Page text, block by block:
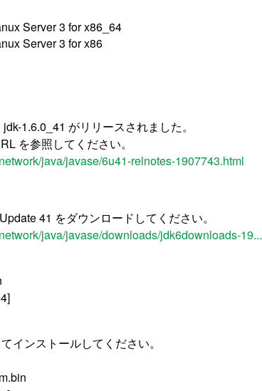
Server 3 for x86_64
Server 3 for x86
1.6.0_41 がリリースされました。
を参照してください。
java/javase/6u41-relnotes-1907743.html
41 をダウンロードしてください。
java/javase/downloads/jdk6downloads-19...
インストールしてください。